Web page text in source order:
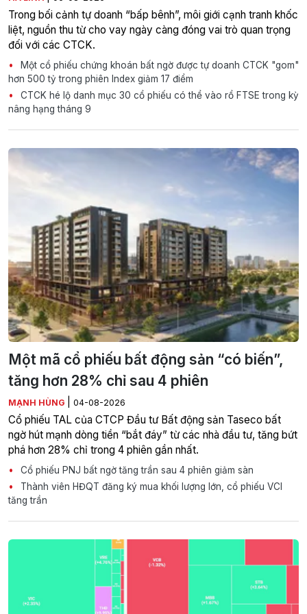
Trong bối cảnh tự doanh “bấp bênh”, môi giới cạnh tranh khốc
liệt, nguồn thu từ cho vay ngày càng đóng vai trò quan trọng
đối với các CTCK.
Một cổ phiếu chứng khoán bất ngờ được tự doanh CTCK "gom"
hơn 500 tỷ trong phiên Index giảm 17 điểm
CTCK hé lộ danh mục 30 cổ phiếu có thể vào rổ FTSE trong kỳ
nâng hạng tháng 9
Một mã cổ phiếu bất động sản “có biến”,
tăng hơn 28% chỉ sau 4 phiên
MẠNH HÙNG 04-08-2026
Cổ phiếu TAL của CTCP Đầu tư Bất động sản Taseco bất
ngờ hút mạnh dòng tiền “bắt đáy” từ các nhà đầu tư, tăng bứt
phá hơn 28% chỉ trong 4 phiên gần nhất.
Cổ phiếu PNJ bất ngờ tăng trần sau 4 phiên giảm sàn
Thành viên HĐQT đăng ký mua khối lượng lớn, cổ phiếu VCI
tăng trần